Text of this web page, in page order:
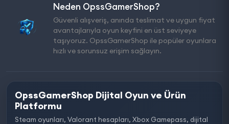
Neden OpssGamerShop?
Güvenli alışveriş, anında teslimat ve uygun fiyat
avantajlarıyla oyun keyfini en üst seviyeye
taşıyoruz. OpssGamerShop ile popüler oyunlara
hızlı ve sorunsuz erişim sağlayın.
OpssGamerShop Dijital Oyun ve Ürün
Platformu
Steam oyunları, Valorant hesapları, Xbox Gamepass, dijital